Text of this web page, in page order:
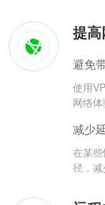
提
避免
使用
网络体
减少
在某
径，减